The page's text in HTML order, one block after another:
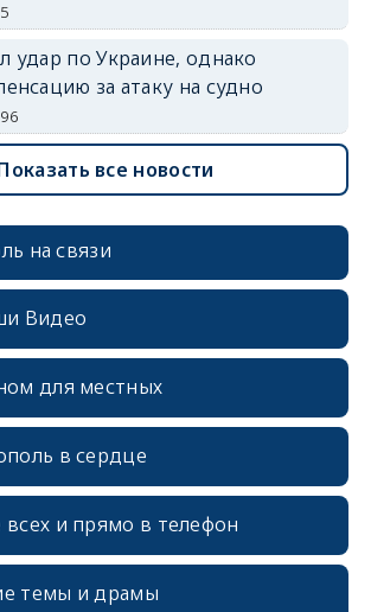
удар по Украине, однако
за атаку на судно
все новости
на связи
Видео
для местных
в сердце
и прямо в телефон
темы и драмы